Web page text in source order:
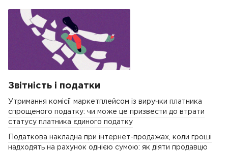
Звітність і податки
Утримання комісії маркетплейсом із виручки платника
спрощеного податку: чи може це призвести до втрати
статусу платника єдиного податку
Податкова накладна при інтернет-продажах, коли гроші
надходять на рахунок однією сумою: як діяти продавцю